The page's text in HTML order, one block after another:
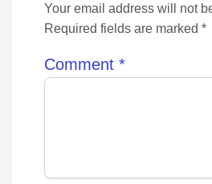
Your email address will not
Required fields are marked *
Comment *